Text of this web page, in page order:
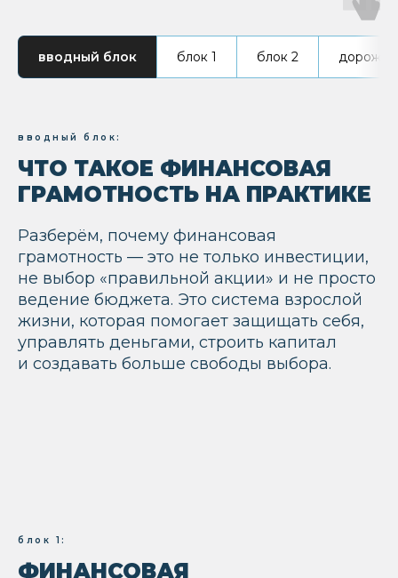
вводный блок блок 1 блок 2
вводный блок:
ЧТО ТАКОЕ ФИНАНСОВАЯ
ГРАМОТНОСТЬ НА ПРАКТИКЕ
Разберём, почему финансовая
грамотность — это не только инвестиции,
не выбор «правильной акции» и не просто
ведение бюджета. Это система взрослой
жизни, которая помогает защищать себя,
управлять деньгами, строить капитал
и создавать больше свободы выбора.
блок 1:
ФИНАНСОВАЯ